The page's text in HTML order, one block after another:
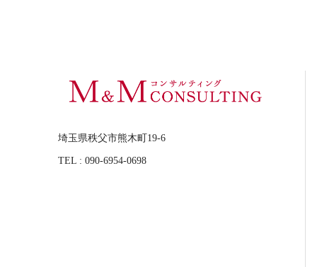
埼玉県秩父市熊木町19-6
TEL : 090-6954-0698